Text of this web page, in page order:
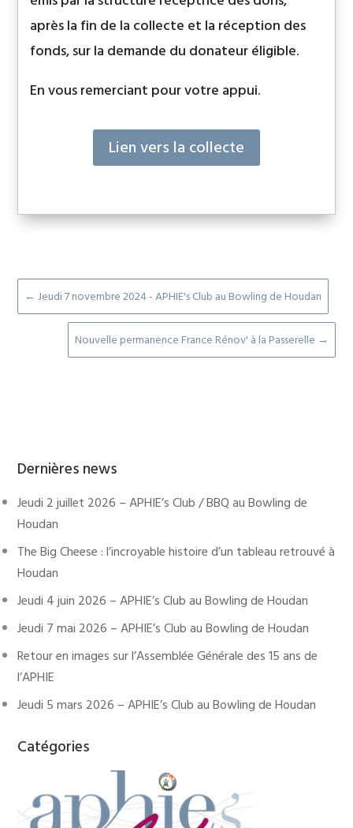
après la fin de la collecte et la réception des
fonds, sur la demande du donateur éligible.
En vous remerciant pour votre appui.
Lien vers la collecte
←Jeudi 7 novembre 2024 - APHIE's Club au Bowling de Houdan
Nouvelle permanence France Rénov' à la Passerelle →
Dernières news
Jeudi 2 juillet 2026 – APHIE’s Club / BBQ au Bowling de
Houdan
The Big Cheese : l’incroyable histoire d’un tableau retrouvé à
Houdan
Jeudi 4 juin 2026 – APHIE’s Club au Bowling de Houdan
Jeudi 7 mai 2026 – APHIE’s Club au Bowling de Houdan
Retour en images sur l’Assemblée Générale des 15 ans de
l’APHIE
Jeudi 5 mars 2026 – APHIE’s Club au Bowling de Houdan
Catégories